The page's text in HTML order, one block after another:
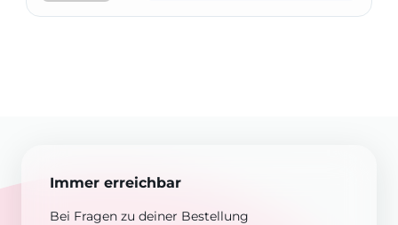
Immer erreichbar
Bei Fragen zu deiner Bestellung